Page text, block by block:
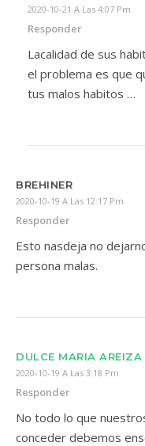
2020-10-21 A Las 4:07 Pm
Responder
Lacalidad de sus
el problema es que
tus malos habitos …
BREHINER
2020-10-19 A Las 12:17 Pm
Responder
Esto nasdeja no
persona malas.
DULCE MARIA AREIZA
2020-10-19 A Las 3:18 Pm
Responder
No todo lo que
conceder debemos